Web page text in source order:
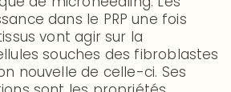
dans le PRP une fois
vont agir sur la
souches des fibroblastes
nouvelle de celle-ci. Ses